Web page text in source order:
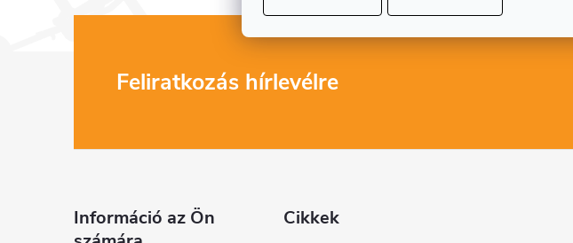
Feliratkozás hírlevélre
Információ az Ön
Cikkek